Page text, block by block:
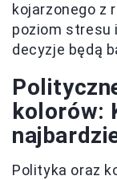
kojarzonego z
poziom stresu
decyzje będą
kolorów:
Polityka oraz